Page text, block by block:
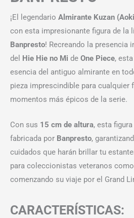
¡El legendario Almirante Kuzan
con esta impresionante figura de la
Banpresto! Recreando la presencia
del Hie Hie no Mi de One Piece,
esencia del antiguo almirante en
pieza imprescindible para cualquier
momentos más épicos de la serie.
Con sus 15 cm de altura, esta
fabricada por Banpresto,
cuidados que harán brillar tu
para coleccionistas veteranos
comenzando su viaje por el Grand
CARACTERÍSTICAS: